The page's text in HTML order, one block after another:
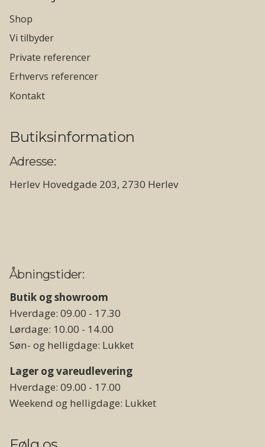
Shop
Vi tilbyder
Private referencer
Erhvervs referencer
Kontakt
Butiksinformation
Adresse:
Herlev Hovedgade 203, 2730 Herlev
Åbningstider:
Butik og showroom
Hverdage: 09.00 - 17.30
Lørdage: 10.00 - 14.00
Søn- og helligdage: Lukket
Lager og vareudlevering
Hverdage: 09.00 - 17.00
Weekend og helligdage: Lukket